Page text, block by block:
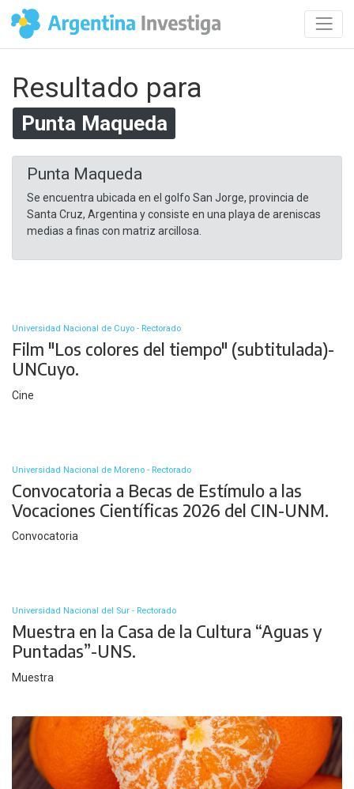
Resultado para
Punta Maqueda
Punta Maqueda
Se encuentra ubicada en el golfo San Jorge, provincia de
Santa Cruz, Argentina y consiste en una playa de areniscas
medias a finas con matriz arcillosa.
Universidad Nacional de Cuyo - Rectorado
Film "Los colores del tiempo" (subtitulada)-
UNCuyo.
Cine
Universidad Nacional de Moreno - Rectorado
Convocatoria a Becas de Estímulo a las
Vocaciones Científicas 2026 del CIN-UNM.
Convocatoria
Universidad Nacional del Sur - Rectorado
Muestra en la Casa de la Cultura “Aguas y
Puntadas”-UNS.
Muestra